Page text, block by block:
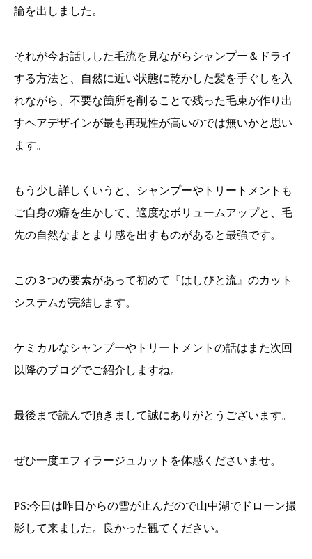
論を出しました。
それが今お話しした毛流を見ながらシャンプー＆ドライ
する方法と、自然に近い状態に乾かした髪を手ぐしを入
れながら、不要な箇所を削ることで残った毛束が作り出
すヘアデザインが最も再現性が高いのでは無いかと思い
ます。
もう少し詳しくいうと、シャンプーやトリートメントも
ご自身の癖を生かして、適度なボリュームアップと、毛
先の自然なまとまり感を出すものがあると最強です。
この３つの要素があって初めて『はしびと流』のカット
システムが完結します。
ケミカルなシャンプーやトリートメントの話はまた次回
以降のブログでご紹介しますね。
最後まで読んで頂きまして誠にありがとうございます。
ぜひ一度エフィラージュカットを体感くださいませ。
PS:今日は昨日からの雪が止んだので山中湖でドローン撮
影して来ました。良かった観てください。